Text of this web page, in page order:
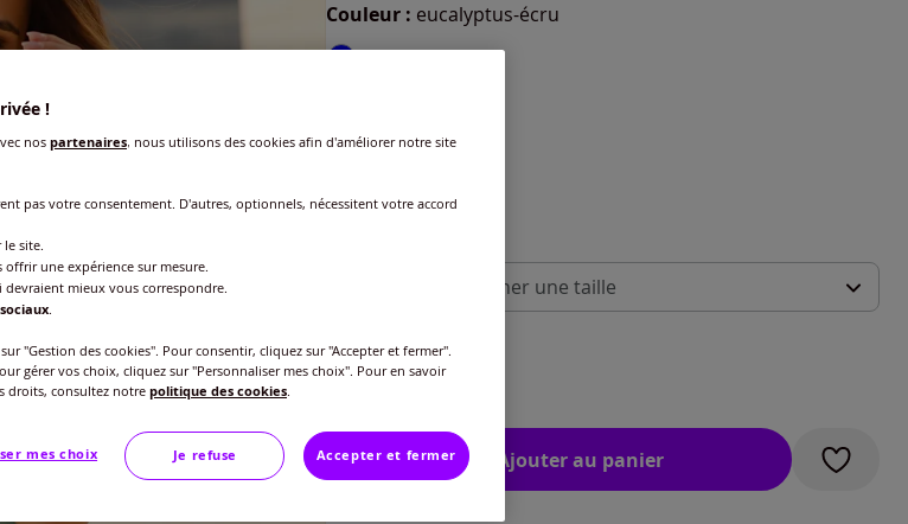
Couleur : eucalyptus-écru
Choisir une couleur :
Veuillez sélectionner une taille
40 -En stock
44 -En stock
15€
Ajouter au panier
!
nos partenaires, nous utilisons des cookies afin d'améliorer notre site
pas votre consentement. D'autres, optionnels, nécessitent votre accord
site.
une expérience sur mesure.
devraient mieux vous correspondre.
.
"Gestion des cookies". Pour consentir, cliquez sur "Accepter et fermer".
gérer vos choix, cliquez sur "Personnaliser mes choix". Pour en savoir
droits, consultez notre politique des cookies.
mes choix Je refuse Accepter et fermer